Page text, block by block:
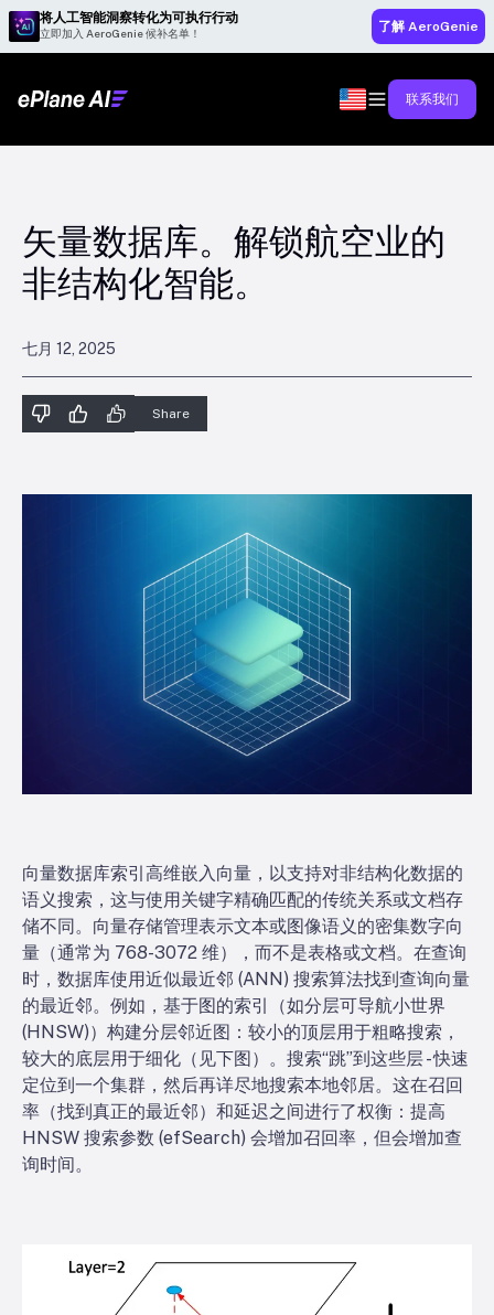
将人工智能洞察转化为可执行行动
立即加入 AeroGenie 候补名单！ 了解 AeroGenie
联系我们
矢量数据库。解锁航空业的
非结构化智能。
七月 12, 2025
Share
向量数据库索引高维嵌入向量，以支持对非结构化数据的
语义搜索，这与使用关键字精确匹配的传统关系或文档存
储不同。向量存储管理表示文本或图像语义的密集数字向
量（通常为 768-3072 维），而不是表格或文档。在查询
时，数据库使用近似最近邻 (ANN) 搜索算法找到查询向量
的最近邻。例如，基于图的索引（如分层可导航小世界
(HNSW)）构建分层邻近图：较小的顶层用于粗略搜索，
较大的底层用于细化（见下图）。搜索“跳”到这些层 - 快速
定位到一个集群，然后再详尽地搜索本地邻居。这在召回
率（找到真正的最近邻）和延迟之间进行了权衡：提高
HNSW 搜索参数 (efSearch) 会增加召回率，但会增加查
询时间。